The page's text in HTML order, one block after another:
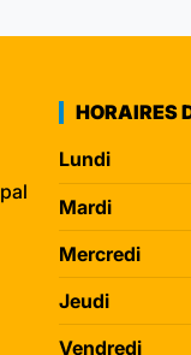
HORAIRES
Lundi
Mardi
Mercredi
Jeudi
Vendredi